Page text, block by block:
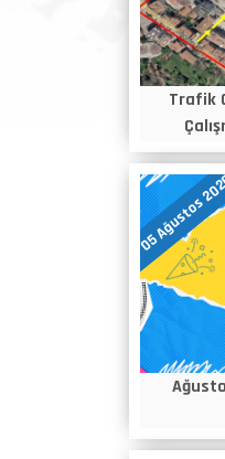
Trafik
05 Ağustos